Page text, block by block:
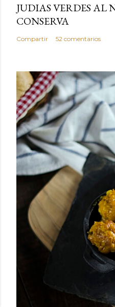
JUDIAS VERDES AL
CONSERVA
Compartir 52 comentarios